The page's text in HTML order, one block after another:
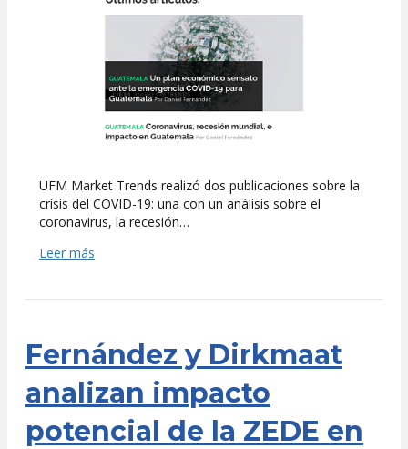
Trends
publicó
artículos
sobre
impacto
económico
del
COVID-
UFM Market Trends realizó dos publicaciones sobre la
crisis del COVID-19: una con un análisis sobre el
coronavirus, la recesión…
Leer más
Fernández y Dirkmaat
analizan impacto
potencial de la ZEDE en